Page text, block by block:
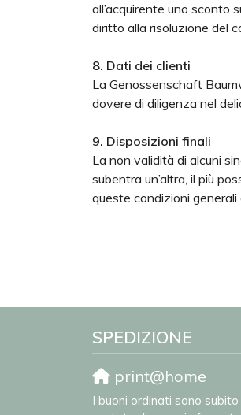
all’acquirente uno sconto
diritto alla risoluzione del
8. Dati dei clienti
La Genossenschaft
dovere di diligenza nel
9. Disposizioni finali
La non validità di alcuni
subentra un’altra, il più
queste condizioni
SPEDIZIONE
print@home
I buoni ordinati sono subito